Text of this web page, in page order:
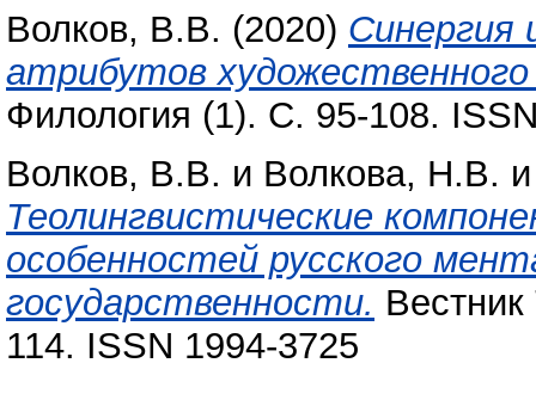
Волков, В.В. (2020) Синергия
атрибутов
Филология (1). С. 95-108.
Волков, В.В. и Волкова, Н.В.
Теолингвистические
особенностей русского
государственности.
114. ISSN 1994-3725